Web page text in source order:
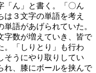
「ん」と書く。「〇ん
３文字の単語を考え
語があげられていた。
字数が増えていき、皆で
。「しりとり」も行わ
そうにやり取りしてい
れ、膝にボールを挟んで